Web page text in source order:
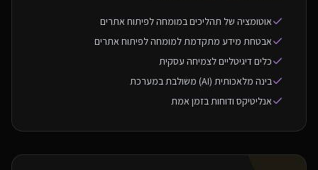
אוטומציה של תהליכים במומחה לפיתוח אתרים
אבטחת מידע מתקדמת למומחה לפיתוח אתרים
כלים דיגיטליים לצמיחה עסקית
בינה מלאכותית (AI) משולבת במערכת
אנליטיקס ודוחות בזמן אמת